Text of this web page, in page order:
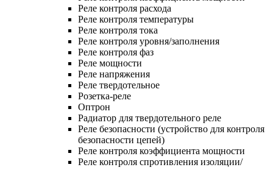
Реле контроля расхода
Реле контроля температуры
Реле контроля тока
Реле контроля уровня/заполнения
Реле контроля фаз
Реле мощности
Реле напряжения
Реле твердотельное
Розетка-реле
Оптрон
Радиатор для твердотельного реле
Реле безопасности (устройство для контроля
безопасности цепей)
Реле контроля коэффициента мощности
Реле контроля спротивления изоляции/